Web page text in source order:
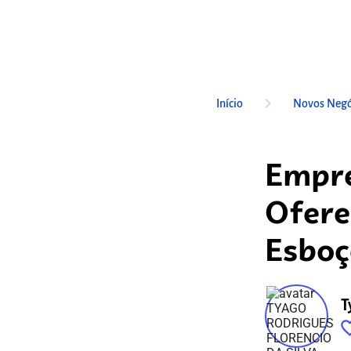
Início keyboard_arrow_right Novos